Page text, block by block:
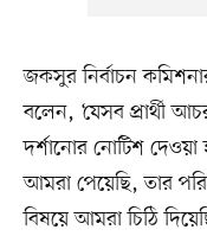
জকসুর নির্বাচন
বলেন, ‘যেসব প্রার্থী
দর্শানোর নোটিশ
আমরা পেয়েছি, তার
বিষয়ে আমরা চিঠি